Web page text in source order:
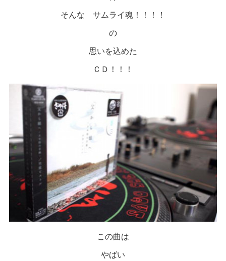
そんな サムライ魂！！！！
の
思いを込めた
ＣＤ！！！
この曲は
やばい